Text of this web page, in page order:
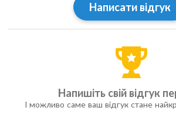
Написати відгук
Напишіть свій відгук
І можливо саме ваш відгук стане